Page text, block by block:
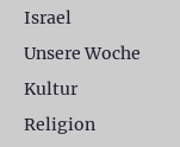
Israel
Unsere Woche
Kultur
Religion